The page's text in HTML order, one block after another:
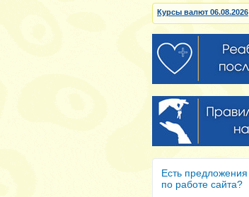
Курсы валют 06.08.2026
Есть предложения
по работе сайта?